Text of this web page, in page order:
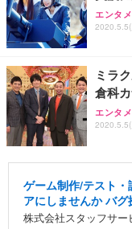
エンタメ
ミラ
倉科
エンタメ
ゲーム制作/テスト
アにしませんか バグ
株式会社スタッフサー